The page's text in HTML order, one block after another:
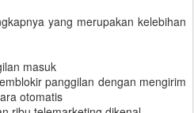
yang merupakan kelebihan
masuk
panggilan dengan mengirim
otomatis